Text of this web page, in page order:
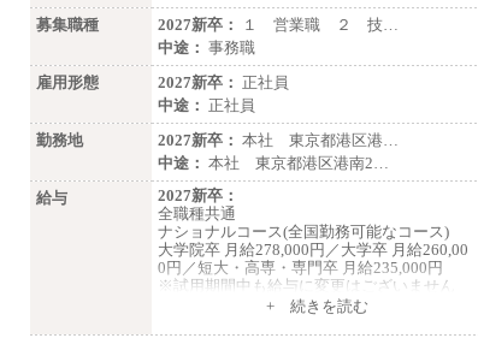
募集職種
2027新卒：
１ 営業職 ２ 技…
中途： 事務職
雇用形態
2027新卒： 正社員
中途： 正社員
勤務地
2027新卒： 本社 東京都港区港…
中途： 本社 東京都港区港南2…
給与
2027新卒：
全職種共通
ナショナルコース(全国勤務可能なコース)
大学院卒 月給278,000円／大学卒 月給260,00
0円／短大・高専・専門卒 月給235,000円
※試用期間中も給与に変更はございません
エリアコース(一定地域であれば移動可能なコ
ース)
+ 続きを読む